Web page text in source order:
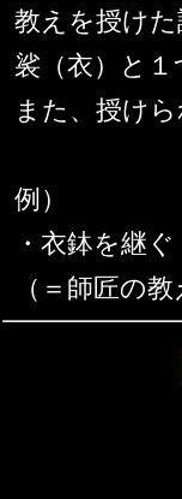
教えを授け
裟（衣）と１
また、授けら
例）
・衣鉢を継ぐ
（＝師匠の